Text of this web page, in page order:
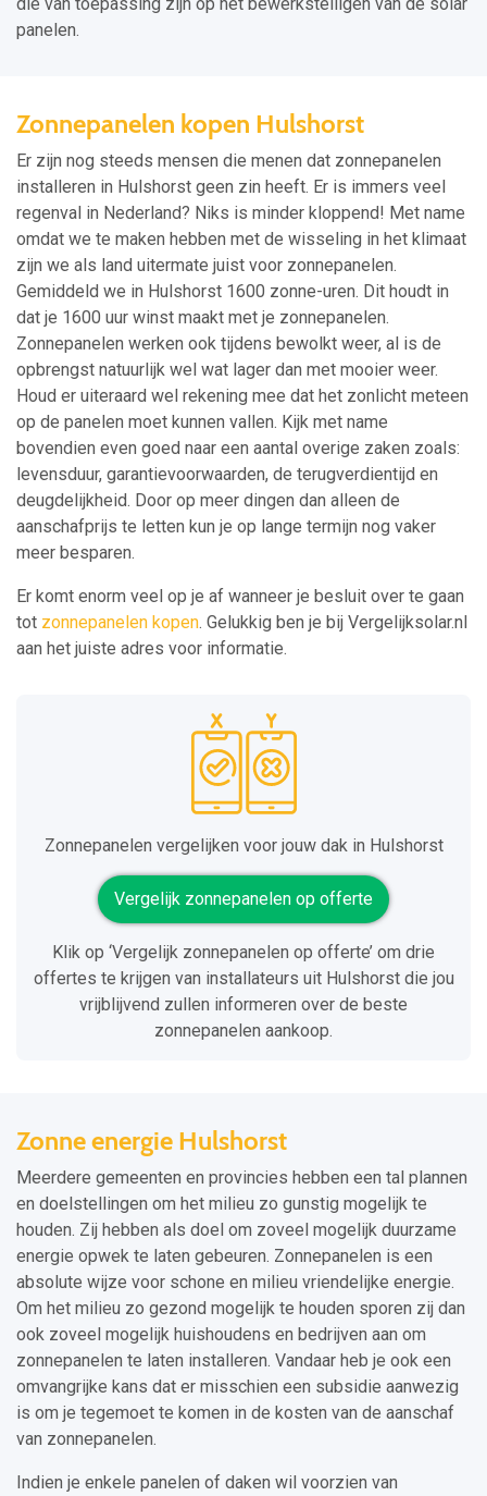
die van toepassing zijn op het bewerkstelligen van de solar
panelen.
Zonnepanelen kopen Hulshorst
Er zijn nog steeds mensen die menen dat zonnepanelen
installeren in Hulshorst geen zin heeft. Er is immers veel
regenval in Nederland? Niks is minder kloppend! Met name
omdat we te maken hebben met de wisseling in het klimaat
zijn we als land uitermate juist voor zonnepanelen.
Gemiddeld we in Hulshorst 1600 zonne-uren. Dit houdt in
dat je 1600 uur winst maakt met je zonnepanelen.
Zonnepanelen werken ook tijdens bewolkt weer, al is de
opbrengst natuurlijk wel wat lager dan met mooier weer.
Houd er uiteraard wel rekening mee dat het zonlicht meteen
op de panelen moet kunnen vallen. Kijk met name
bovendien even goed naar een aantal overige zaken zoals:
levensduur, garantievoorwaarden, de terugverdientijd en
deugdelijkheid. Door op meer dingen dan alleen de
aanschafprijs te letten kun je op lange termijn nog vaker
meer besparen.
Er komt enorm veel op je af wanneer je besluit over te gaan
tot zonnepanelen kopen. Gelukkig ben je bij Vergelijksolar.nl
aan het juiste adres voor informatie.
Zonnepanelen vergelijken voor jouw dak in Hulshorst
Vergelijk zonnepanelen op offerte
Klik op ‘Vergelijk zonnepanelen op offerte’ om drie
offertes te krijgen van installateurs uit Hulshorst die jou
vrijblijvend zullen informeren over de beste
zonnepanelen aankoop.
Zonne energie Hulshorst
Meerdere gemeenten en provincies hebben een tal plannen
en doelstellingen om het milieu zo gunstig mogelijk te
houden. Zij hebben als doel om zoveel mogelijk duurzame
energie opwek te laten gebeuren. Zonnepanelen is een
absolute wijze voor schone en milieu vriendelijke energie.
Om het milieu zo gezond mogelijk te houden sporen zij dan
ook zoveel mogelijk huishoudens en bedrijven aan om
zonnepanelen te laten installeren. Vandaar heb je ook een
omvangrijke kans dat er misschien een subsidie aanwezig
is om je tegemoet te komen in de kosten van de aanschaf
van zonnepanelen.
Indien je enkele panelen of daken wil voorzien van